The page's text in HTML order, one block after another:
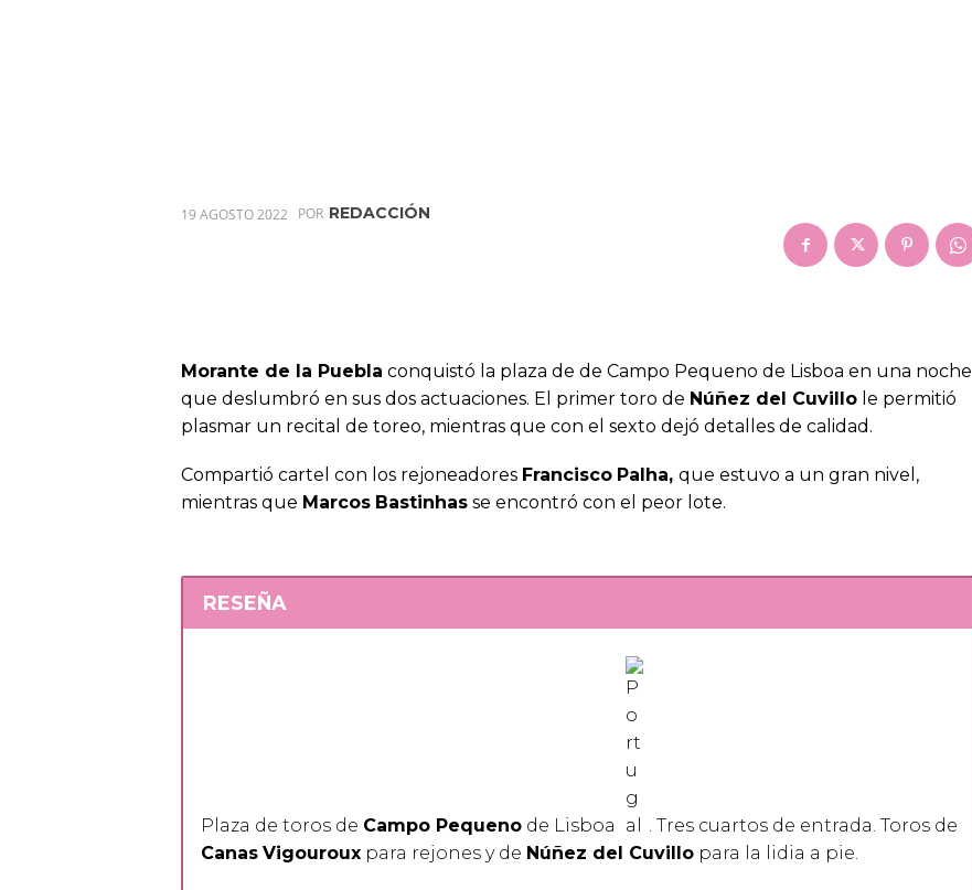
19 AGOSTO 2022 POR REDACCIÓN
Morante de la Puebla conquistó la plaza de de Campo Pequeno de Lisboa en una noche
que deslumbró en sus dos actuaciones. El primer toro de Núñez del Cuvillo le permitió
plasmar un recital de toreo, mientras que con el sexto dejó detalles de calidad.
Compartió cartel con los rejoneadores Francisco Palha, que estuvo a un gran nivel,
mientras que Marcos Bastinhas se encontró con el peor lote.
RESEÑA
Plaza de toros de Campo Pequeno de Lisboa
. Tres cuartos de entrada. Toros de
Canas Vigouroux para rejones y de Núñez del Cuvillo para la lidia a pie.